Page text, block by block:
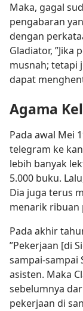
Maka, gagal
pengabaran
dengan
Gladiator, ”Jika
musnah; tetapi
dapat
Agama
Pada awal Mei
telegram ke
lebih banyak
5.000 buku.
Dia juga terus
menarik ribuan
Pada akhir
”Pekerjaan [di
sampai-sampai
asisten. Maka
sebelumnya
pekerjaan di